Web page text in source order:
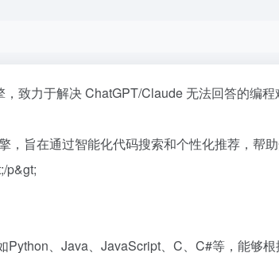
致力于解决 ChatGPT/Claude 无法回答的编
，旨在通过智能化代码搜索和个性化推荐，
p&gt;
Python、Java、JavaScript、C、C#等，能够